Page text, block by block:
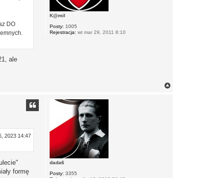
K@mil
Posty: 1005
Rejestracja: wt mar 29, 2011 8:10
DO
ale
dada6
Posty: 3355
2023 14:47
formę